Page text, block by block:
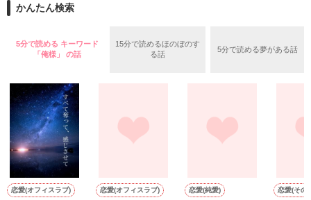
◆「甘い結婚」特集掲載されました。
◆レビューありがとうございます。
作品を読む
この奇跡の軌跡、その全てを―…
（2008/9/20〜2009/4/12）
二次審査進出作品です。
沢山の応援、
その度に何度も
導いてくれたのは
かんたん検索
5分で読める キーワード
「俺様」 の話
15分で読めるほのぼのす
る話
5分で読める夢がある話
恋愛(オフィスラブ) 恋愛(オフィスラブ) 恋愛(純愛) 恋愛(その